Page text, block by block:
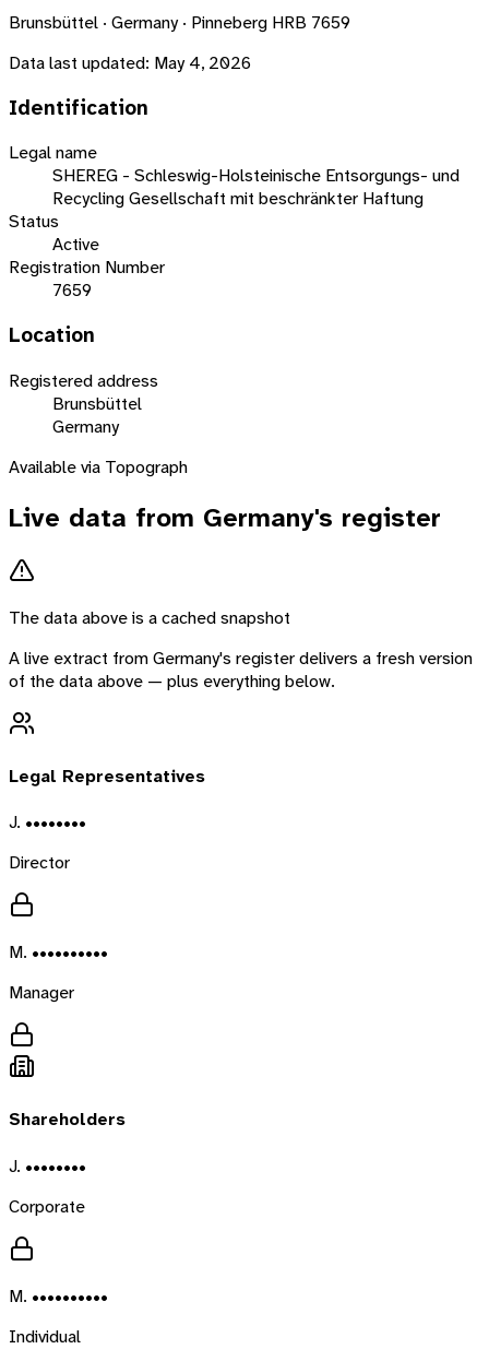
Brunsbüttel · Germany · Pinneberg HRB 7659
Data last updated: May 4, 2026
Identification
Legal name
SHEREG - Schleswig-Holsteinische Entsorgungs- und
Recycling Gesellschaft mit beschränkter Haftung
Status
Active
Registration Number
7659
Location
Registered address
Brunsbüttel
Germany
Available via Topograph
Live data from Germany's register
The data above is a cached snapshot
A live extract fromGermany's register delivers a fresh version
of the data above — plus everything below.
Legal Representatives
J. ••••••••
Director
M. ••••••••••
Manager
Shareholders
J. ••••••••
Corporate
M. ••••••••••
Individual